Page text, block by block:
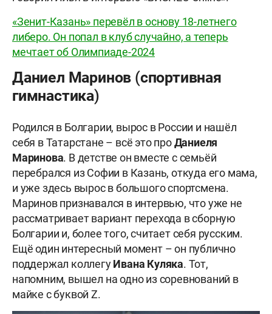
«Зенит-Казань» перевёл в основу 18-летнего
либеро. Он попал в клуб случайно, а теперь
мечтает об Олимпиаде-2024
Даниел Маринов (спортивная
гимнастика)
Родился в Болгарии, вырос в России и нашёл
себя в Татарстане – всё это проДаниеля
Маринова. В детстве он вместе с семьёй
перебрался из Софии в Казань, откуда его мама,
и уже здесь вырос в большого спортсмена.
Маринов признавался в интервью, что уже не
рассматривает вариант перехода в сборную
Болгарии и, более того, считает себя русским.
Ещё один интересный момент – он публично
поддержал коллегуИвана Куляка. Тот,
напомним, вышел на одно из соревнований в
майке с буквой Z.